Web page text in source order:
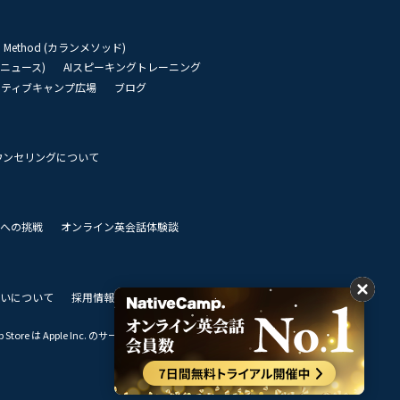
Method (カランメソッド)
ュース)
AIスピーキングトレーニング
ィブキャンプ広場
ブログ
ンセリングについて
の挑戦
オンライン英会話体験談
について 採用情報 私達のビジョン
は Apple Inc. のサービスマークです。